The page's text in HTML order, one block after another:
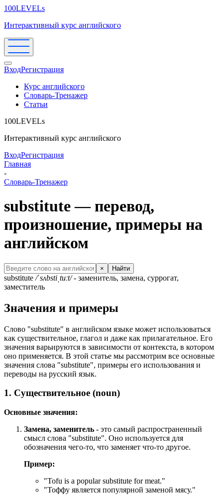
100LEVELs
Интерактивный курс английского
ВходРегистрация
Курс английского
Словарь-Тренажер
Статьи
100LEVELs
Интерактивный курс английского
ВходРегистрация
Главная
-
Словарь-Тренажер
substitute — перевод,
произношение, примеры на
английском
× Найти
substitute /ˈsʌbstiˌtuːt/- заменитель, замена, суррогат,
заместитель
Значения и примеры
Слово "substitute" в английском языке может использоваться
как существительное, глагол и даже как прилагательное. Его
значения варьируются в зависимости от контекста, в котором
оно применяется. В этой статье мы рассмотрим все основные
значения слова "substitute", примеры его использования и
переводы на русский язык.
1. Существительное (noun)
Основные значения:
Замена, заменитель - это самый распространенный
смысл слова "substitute". Оно используется для
обозначения чего-то, что заменяет что-то другое.
Пример:
"Tofu is a popular substitute for meat."
"Тоффу является популярной заменой мясу."